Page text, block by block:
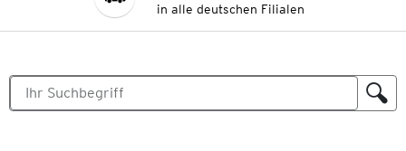
in alle deutschen Filialen